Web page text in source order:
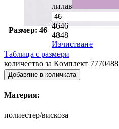
лилав
Размер: 46 4646
4848
Изчистване
Таблица с размери
количество за Комплект 7770488
Добавяне в количката
Материя:
полиестер/вискоза